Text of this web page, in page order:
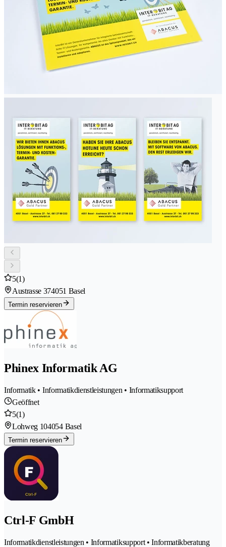
5(1)
Austrasse 374051 Basel
Termin reservieren
Phinex Informatik AG
Informatik • Informatikdienstleistungen • Informatiksupport
Geöffnet
5(1)
Lohweg 104054 Basel
Termin reservieren
Ctrl-F GmbH
Informatikdienstleistungen • Informatiksupport • Informatikberatung